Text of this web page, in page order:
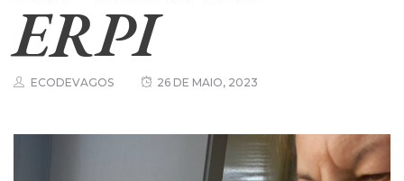
ERPI
ECODEVAGOS 26 DE MAIO, 2023